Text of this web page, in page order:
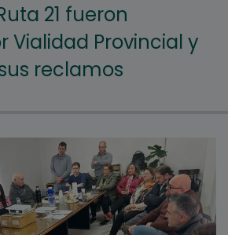
21 fueron
Vialidad Provincial y
reclamos